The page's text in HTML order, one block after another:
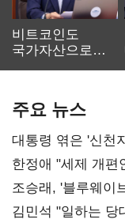
비트코인도
국가자산으로…'
주요 뉴스
대통령 엮은 '신천
한정애 "세제 개
조승래, '블루웨이
통감"
김민석 "일하는